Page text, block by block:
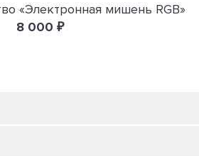
«Электронная мишень RGB»
8 000 ₽